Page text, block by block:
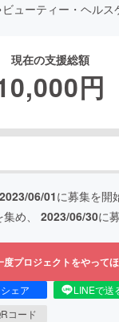
ビューティー・ヘルス
現在の支援総額
円
2023/06/01に募集を開
め、 2023/06/30に
度プロジェクトをやって
シェア LINEで送
コード